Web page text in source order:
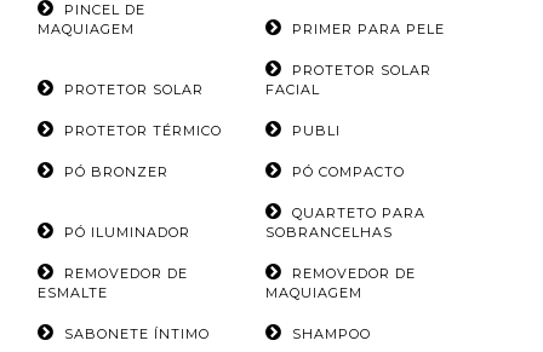
PINCEL DE
MAQUIAGEM
PRIMER PARA PELE
PROTETOR SOLAR
PROTETOR SOLAR
FACIAL
PROTETOR TÉRMICO PUBLI
PÓ BRONZER PÓ COMPACTO
PÓ ILUMINADOR
QUARTETO PARA
SOBRANCELHAS
REMOVEDOR DE
ESMALTE
REMOVEDOR DE
MAQUIAGEM
SABONETE ÍNTIMO SHAMPOO